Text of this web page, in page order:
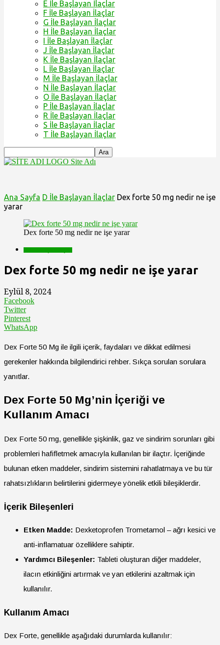
E İle Başlayan İlaçlar
F İle Başlayan İlaçlar
G İle Başlayan İlaçlar
H İle Başlayan İlaçlar
I İle Başlayan İlaçlar
J İle Başlayan İlaçlar
K İle Başlayan İlaçlar
L İle Başlayan İlaçlar
M İle Başlayan İlaçlar
N İle Başlayan İlaçlar
O İle Başlayan İlaçlar
P İle Başlayan İlaçlar
R İle Başlayan İlaçlar
S İle Başlayan İlaçlar
T İle Başlayan İlaçlar
Site Adı
Ana Sayfa D İle Başlayan İlaçlar Dex forte 50 mg nedir ne işe
yarar
Dex forte 50 mg nedir ne işe yarar
Dex forte 50 mg nedir ne işe yarar
Eylül 8, 2024
Facebook
Twitter
Pinterest
WhatsApp
Dex Forte 50 Mg ile ilgili içerik, faydaları ve dikkat edilmesi
gerekenler hakkında bilgilendirici rehber. Sıkça sorulan sorulara
yanıtlar.
Dex Forte 50 Mg’nin İçeriği ve
Kullanım Amacı
Dex Forte 50 mg, genellikle şişkinlik, gaz ve sindirim sorunları gibi
problemleri hafifletmek amacıyla kullanılan bir ilaçtır. İçeriğinde
bulunan etken maddeler, sindirim sistemini rahatlatmaya ve bu tür
rahatsızlıkların belirtilerini gidermeye yönelik etkili bileşiklerdir.
İçerik Bileşenleri
Etken Madde: Dexketoprofen Trometamol – ağrı kesici ve
anti-inflamatuar özelliklere sahiptir.
Yardımcı Bileşenler: Tableti oluşturan diğer maddeler,
ilacın etkinliğini artırmak ve yan etkilerini azaltmak için
kullanılır.
Kullanım Amacı
Dex Forte, genellikle aşağıdaki durumlarda kullanılır: